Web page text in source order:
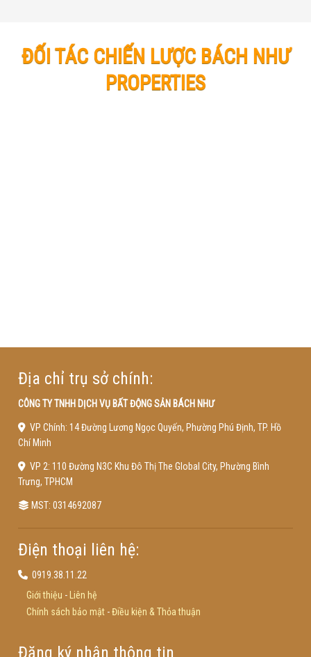
ĐỐI TÁC CHIẾN LƯỢC BÁCH NHƯ
PROPERTIES
Địa chỉ trụ sở chính:
CÔNG TY TNHH DỊCH VỤ BẤT ĐỘNG SẢN BÁCH NHƯ
VP Chính: 14 Đường Lương Ngọc Quyến, Phường Phú Định, TP. Hồ
Chí Minh
VP 2: 110 Đường N3C Khu Đô Thị The Global City, Phường Bình
Trưng, TPHCM
MST: 0314692087
Điện thoại liên hệ:
0919.38.11.22
Giới thiệu - Liên hệ
Chính sách bảo mật-Điều kiện & Thỏa thuận